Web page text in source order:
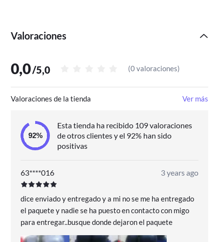
Valoraciones
0,0/5,0 (0 valoraciones)
Valoraciones de la tienda Ver más
Esta tienda ha recibido 109 valoraciones
de otros clientes y el 92% han sido
positivas
63****016 3 years ago
dice enviado y entregado y a mi no se me ha entregado
el paquete y nadie se ha puesto en contacto con migo
para entregar..busque donde dejaron el paquete